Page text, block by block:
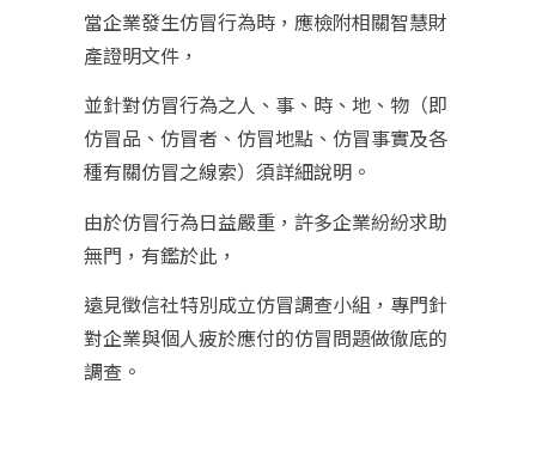
當企業發生仿冒行為時，應檢附相關智慧財
產證明文件，
並針對仿冒行為之人、事、時、地、物（即
仿冒品、仿冒者、仿冒地點、仿冒事實及各
種有關仿冒之線索）須詳細說明。
由於仿冒行為日益嚴重，許多企業紛紛求助
無門，有鑑於此，
遠見徵信社特別成立仿冒調查小組，專門針
對企業與個人疲於應付的仿冒問題做徹底的
調查。